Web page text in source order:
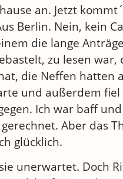
an. Jetzt
Berlin. Nein, kein
die lange
zu lesen
die Neffen hatten
und außerdem
Ich war baff
Aber das
glücklich.
unerwartet. Doch